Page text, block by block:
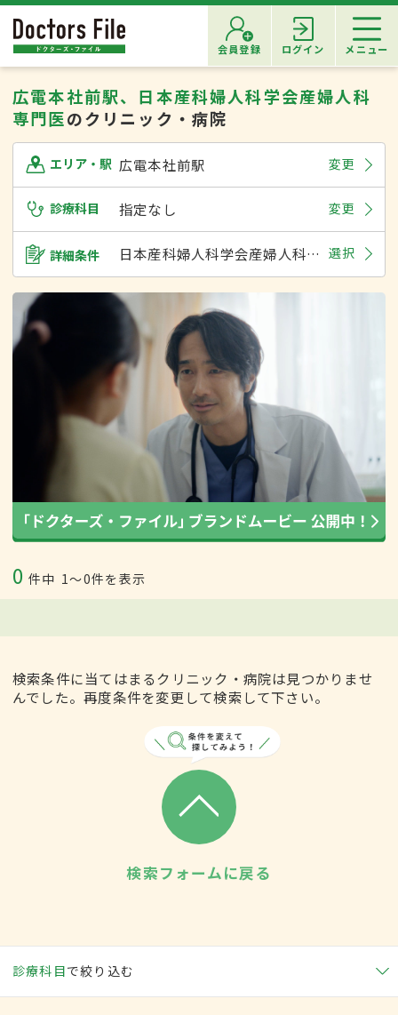
会員登録 ログイン メニュー
広電本社前駅、日本産科婦人科学会産婦人科
専門医のクリニック・病院
エリア・駅 広電本社前駅 変更
診療科目 指定なし 変更
詳細条件 日本産科婦人科学会産婦人科専門医 選択
0 件中 1〜0件を表示
検索条件に当てはまるクリニック・病院は見つかりませ
んでした。再度条件を変更して検索して下さい。
検索フォームに戻る
診療科目で絞り込む